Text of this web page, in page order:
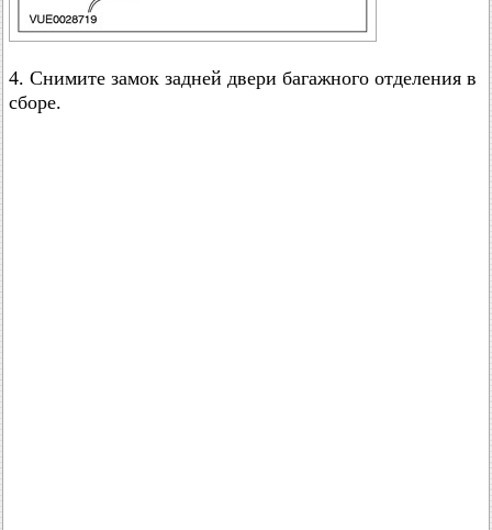
4. Снимите замок задней двери багажного отделения в
сборе.